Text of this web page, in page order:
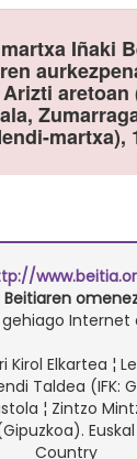
Iñaki
aretoan
martxa),
Beitiaren
Kirol Elkartea ¦
Taldea (IFK:
¦ Zintzo
Country